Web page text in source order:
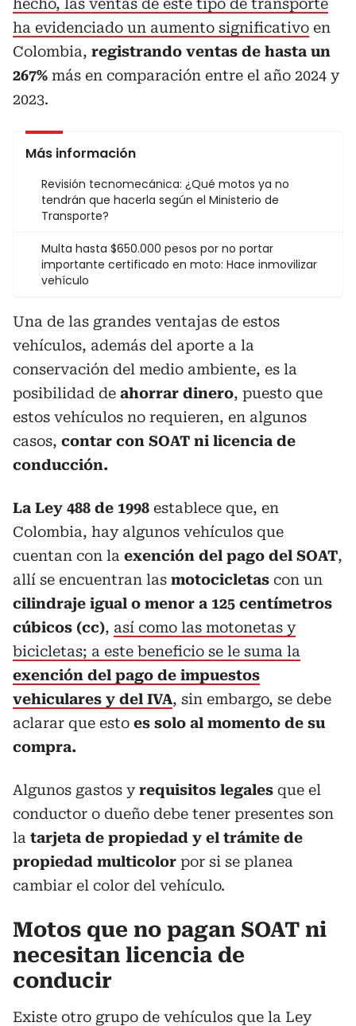
hecho, las ventas de este tipo de transporte
ha evidenciado un aumento significativo en
Colombia, registrando ventas de hasta un
267% más en comparación entre el año 2024 y
2023.
Más información
Revisión tecnomecánica: ¿Qué motos ya no
tendrán que hacerla según el Ministerio de
Transporte?
Multa hasta $650.000 pesos por no portar
importante certificado en moto: Hace inmovilizar
vehículo
Una de las grandes ventajas de estos
vehículos, además del aporte a la
conservación del medio ambiente, es la
posibilidad de ahorrar dinero, puesto que
estos vehículos no requieren, en algunos
casos, contar con SOAT ni licencia de
conducción.
La Ley 488 de 1998 establece que, en
Colombia, hay algunos vehículos que
cuentan con la exención del pago del SOAT,
allí se encuentran las motocicletas con un
cilindraje igual o menor a 125 centímetros
cúbicos (cc), así como las motonetas y
bicicletas; a este beneficio se le suma la
exención del pago de impuestos
vehiculares y del IVA, sin embargo, se debe
aclarar que esto es solo al momento de su
compra.
Algunos gastos yrequisitos legales que el
conductor o dueño debe tener presentes son
la tarjeta de propiedad y el trámite de
propiedad multicolor por si se planea
cambiar el color del vehículo.
Motos que no pagan SOAT ni
necesitan licencia de
conducir
Existe otro grupo de vehículos que la Ley